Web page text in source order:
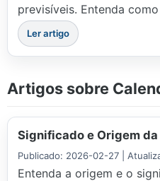
previsíveis. Entenda
Ler artigo
Artigos sobre
Significado e Origem
Publicado: 2026-02-27 |
Entenda a origem e o